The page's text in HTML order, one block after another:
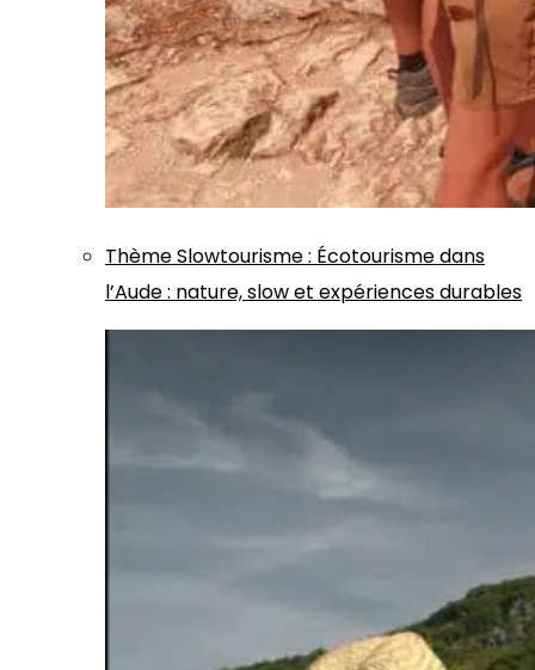
ThèmeSlowtourisme: Écotourisme dans
l’Aude : nature, slow et expériences durables